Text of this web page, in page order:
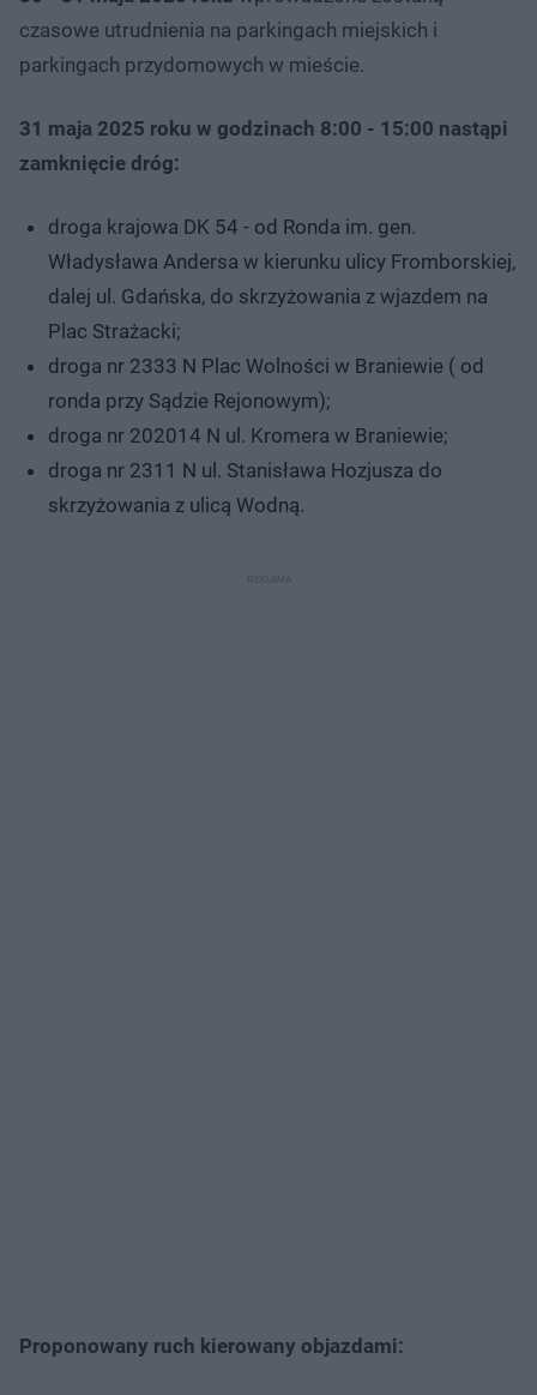
czasowe utrudnienia na parkingach miejskich i
parkingach przydomowych w mieście.
31 maja 2025 roku w godzinach 8:00 - 15:00 nastąpi
zamknięcie dróg:
droga krajowa DK 54 - od Ronda im. gen.
Władysława Andersa w kierunku ulicy Fromborskiej,
dalej ul. Gdańska, do skrzyżowania z wjazdem na
Plac Strażacki;
droga nr 2333 N Plac Wolności w Braniewie ( od
ronda przy Sądzie Rejonowym);
droga nr 202014 N ul. Kromera w Braniewie;
droga nr 2311 N ul. Stanisława Hozjusza do
skrzyżowania z ulicą Wodną.
Proponowany ruch kierowany objazdami: